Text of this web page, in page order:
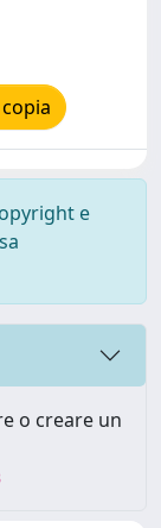
e
o creare un